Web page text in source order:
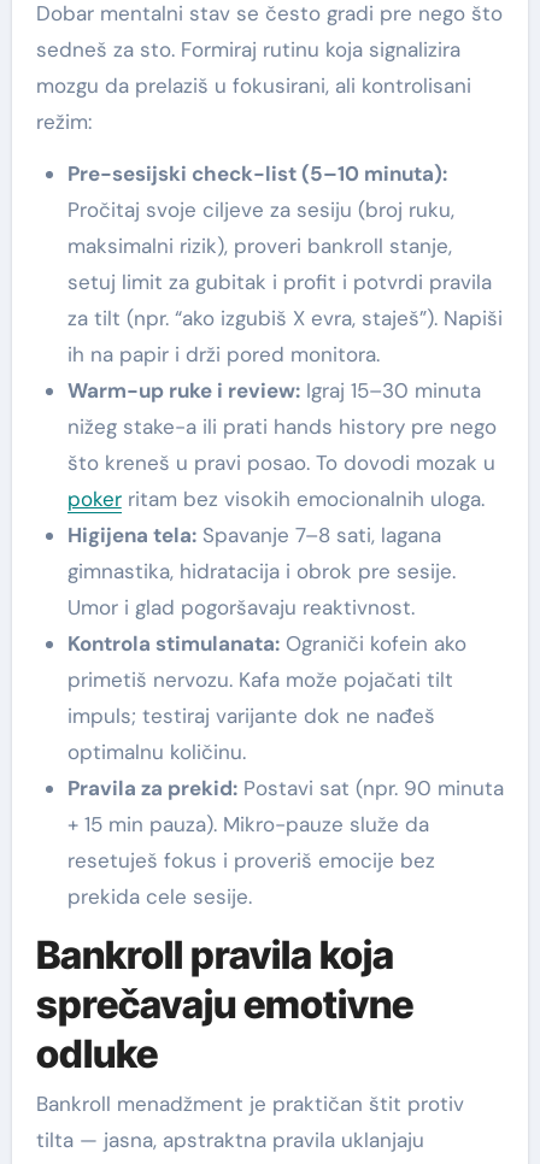
Dobar mentalni stav se često gradi pre nego što
sedneš za sto. Formiraj rutinu koja signalizira
mozgu da prelaziš u fokusirani, ali kontrolisani
režim:
Pre-sesijski check-list (5–10 minuta):
Pročitaj svoje ciljeve za sesiju (broj ruku,
maksimalni rizik), proveri bankroll stanje,
setuj limit za gubitak i profit i potvrdi pravila
za tilt (npr. “ako izgubiš X evra, staješ”). Napiši
ih na papir i drži pored monitora.
Warm-up ruke i review:Igraj 15–30 minuta
nižeg stake-a ili prati hands history pre nego
što kreneš u pravi posao. To dovodi mozak u
pokerritam bez visokih emocionalnih uloga.
Higijena tela:Spavanje 7–8 sati, lagana
gimnastika, hidratacija i obrok pre sesije.
Umor i glad pogoršavaju reaktivnost.
Kontrola stimulanata:Ograniči kofein ako
primetiš nervozu. Kafa može pojačati tilt
impuls; testiraj varijante dok ne nađeš
optimalnu količinu.
Pravila za prekid:Postavi sat (npr. 90 minuta
+ 15 min pauza). Mikro-pauze služe da
resetuješ fokus i proveriš emocije bez
prekida cele sesije.
Bankroll pravila koja
sprečavaju emotivne
odluke
Bankroll menadžment je praktičan štit protiv
tilta — jasna, apstraktna pravila uklanjaju